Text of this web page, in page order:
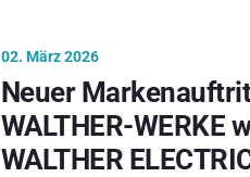
02. März 2026
Neuer
WALTHER-WERKE
WALTHER